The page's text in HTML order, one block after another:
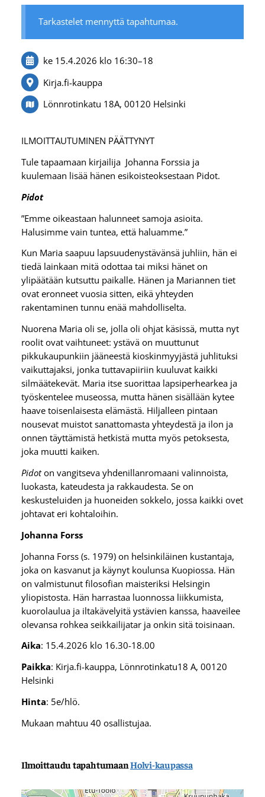
Tarkastelet mennyttä tapahtumaa.
ke 15.4.2026 klo 16:30–18
Kirja.fi-kauppa
Lönnrotinkatu 18A, 00120 Helsinki
ILMOITTAUTUMINEN PÄÄTTYNYT
Tule tapaamaan kirjailija Johanna Forssia ja
kuulemaan lisää hänen esikoisteoksestaan Pidot.
Pidot
”Emme oikeastaan halunneet samoja asioita.
Halusimme vain tuntea, että haluamme.”
Kun Maria saapuu lapsuudenystävänsä juhliin, hän ei
tiedä lainkaan mitä odottaa tai miksi hänet on
ylipäätään kutsuttu paikalle. Hänen ja Mariannen tiet
ovat eronneet vuosia sitten, eikä yhteyden
rakentaminen tunnu enää mahdolliselta.
Nuorena Maria oli se, jolla oli ohjat käsissä, mutta nyt
roolit ovat vaihtuneet: ystävä on muuttunut
pikkukaupunkiin jääneestä kioskinmyyjästä juhlituksi
vaikuttajaksi, jonka tuttavapiiriin kuuluvat kaikki
silmäätekevät. Maria itse suorittaa lapsiperhearkea ja
työskentelee museossa, mutta hänen sisällään kytee
haave toisenlaisesta elämästä. Hiljalleen pintaan
nousevat muistot sanattomasta yhteydestä ja ilon ja
onnen täyttämistä hetkistä mutta myös petoksesta,
joka muutti kaiken.
Pidoton vangitseva yhdenillanromaani valinnoista,
luokasta, kateudesta ja rakkaudesta. Se on
keskusteluiden ja huoneiden sokkelo, jossa kaikki ovet
johtavat eri kohtaloihin.
Johanna Forss
Johanna Forss (s. 1979) on helsinkiläinen kustantaja,
joka on kasvanut ja käynyt koulunsa Kuopiossa. Hän
on valmistunut filosofian maisteriksi Helsingin
yliopistosta. Hän harrastaa luonnossa liikkumista,
kuorolaulua ja iltakävelyitä ystävien kanssa, haaveilee
olevansa rohkea seikkailijatar ja onkin sitä toisinaan.
Aika: 15.4.2026 klo 16.30-18.00
Paikka: Kirja.fi-kauppa, Lönnrotinkatu18 A, 00120
Helsinki
Hinta: 5e/hlö.
Mukaan mahtuu 40 osallistujaa.
Ilmoittaudu tapahtumaanHolvi-kaupassa